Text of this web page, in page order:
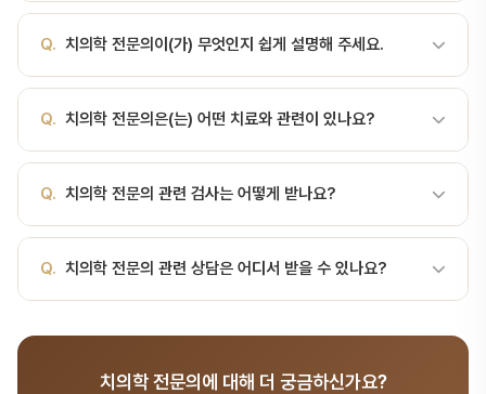
전문 자격을 취득한 치과의사. 한국에는 11개 전문 과목이 있다. 치의
학 전문의란? 치의학 전문의(dental specialist)는 치과의사 면허
를 취득한 후 일정 기간의 추가 전문 수련(인턴·레지던트 과정)을 마치
진료역량을 갖춘 치과의사를 말합니다. 관련 수련과 자격 인정은 「치
과의사전문의의 수련 및 자격 인정 등에 관한 규정」에 따라 이루어집
면외과 (oral and maxillofacial surgery) 사랑니 발치, 외상, 종양
·낭종 수술, 턱뼈 수술 등 치과보철과 (prosthodontics) 크라운·브
Q. 치의학 전문의이(가) 무엇인지 쉽게 설명해 주세요.
특정 분야 전문 자격을 취득한 치과의사. 한국에는 11개 전문 과목이
있다. 치의학 전문의란? 치의학 전문의(dental specialist)는 치과
의사 면허를 취득한 후 일정 기간의 추가 전문 수련(인턴·레지던트 과
야의 전문적 진료역량을 갖춘 치과의사를 말합니다. 관련 수련과 자격
인정은 「치과의사전문의의 수련 및 자격 인정 등에 관한 규정」에 따라
되는 용어이며, 서울비디치과에서는 환자분들이 이해하기 쉽도록 설
Q. 치의학 전문의은(는) 어떤 치료와 관련이 있나요?
경과 관찰 등에 활용되는 개념입니다. 궁금하신 점은 진료 상담 시 자
세히 안내해 드립니다.
Q. 치의학 전문의 관련 검사는 어떻게 받나요?
정밀 검사를 진행합니다. 검사 결과를 바탕으로 환자 맞춤 치료 계획
을 수립합니다.
Q. 치의학 전문의 관련 상담은 어디서 받을 수 있나요?
041-415-2892 또는 온라인 예약(bdbddc.com/reservation)
치의학 전문의에 대해 더 궁금하신가요?